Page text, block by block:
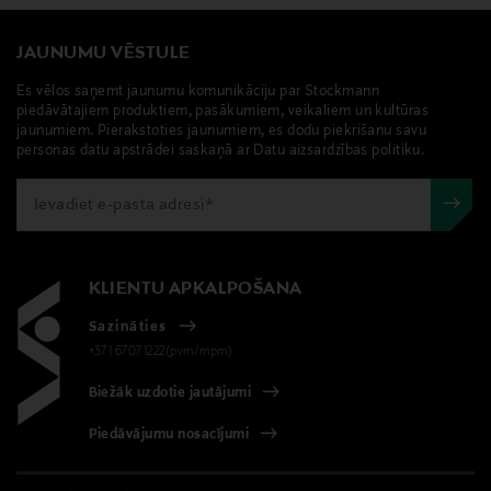
JAUNUMU VĒSTULE
Es vēlos saņemt jaunumu komunikāciju par Stockmann
piedāvātajiem produktiem, pasākumiem, veikaliem un kultūras
jaunumiem. Pierakstoties jaunumiem, es dodu piekrišanu savu
personas datu apstrādei saskaņā ar Datu aizsardzības politiku.
KLIENTU APKALPOŠANA
Sazināties
+371 67071222(pvm/mpm)
Biežāk uzdotie jautājumi
Piedāvājumu nosacījumi